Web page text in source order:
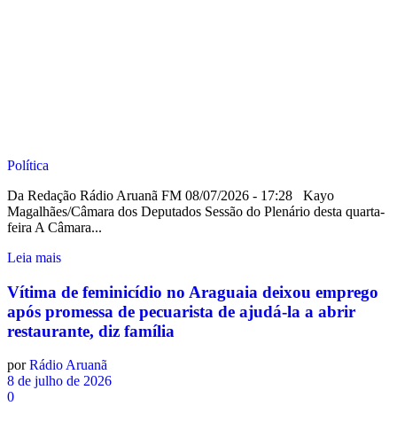
Política
Da Redação Rádio Aruanã FM 08/07/2026 - 17:28 Kayo
Magalhães/Câmara dos Deputados Sessão do Plenário desta quarta-
feira A Câmara...
Leia mais
Vítima de feminicídio no Araguaia deixou emprego
após promessa de pecuarista de ajudá-la a abrir
restaurante, diz família
por Rádio Aruanã
8 de julho de 2026
0